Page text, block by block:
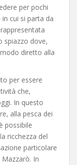
per pochi
cui si parta da
spiazzo dove,
diretto alla
per essere
che,
In questo
alla pesca dei
possibile
ricchezza del
particolare
In